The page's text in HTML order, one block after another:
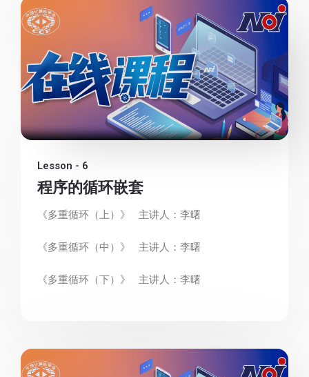
Lesson - 6
程序的循环嵌套
《多重循环（上）》 主讲人：李曙
《多重循环（中）》 主讲人：李曙
《多重循环（下）》 主讲人：李曙